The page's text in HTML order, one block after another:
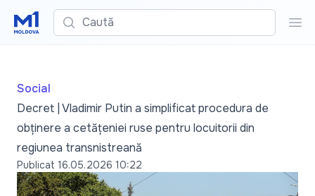
Caută
Social
Decret | Vladimir Putin a simplificat procedura de
obținere a cetățeniei ruse pentru locuitorii din
regiunea transnistreană
Publicat 16.05.2026 10:22